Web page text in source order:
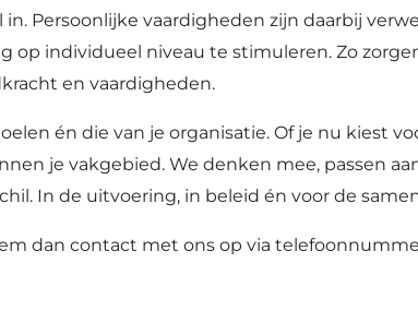
Persoonlijke vaardigheden zijn daarbij
individueel niveau te stimuleren. Zo
en vaardigheden.
én die van je organisatie. Of je nu kiest
je vakgebied. We denken mee, passen
In de uitvoering, in beleid én voor de
dan contact met ons op via